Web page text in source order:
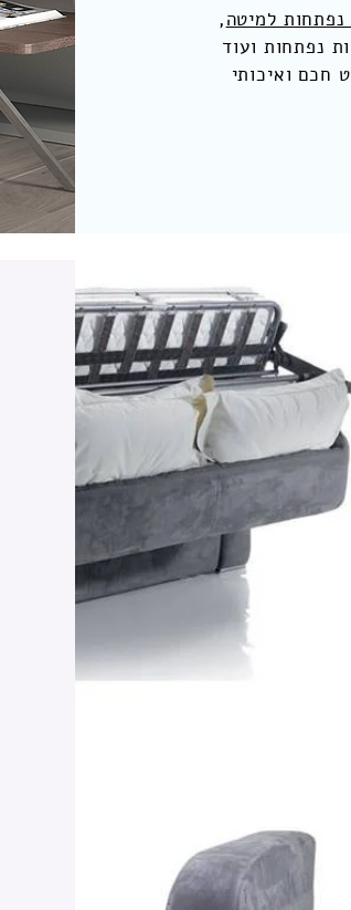
נפתחות למיטה,
נפתחות ועוד
חכם ואיכותי